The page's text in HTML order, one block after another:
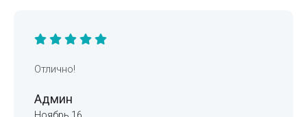
Отлично!
Админ
Ноябрь 16